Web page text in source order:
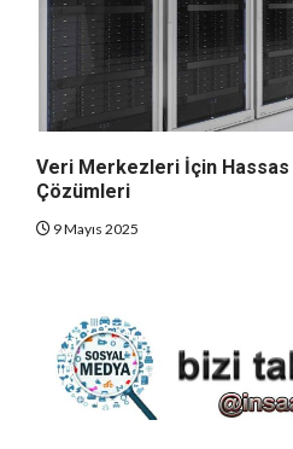
Veri Merkezleri İçin
Çözümleri
9 Mayıs 2025